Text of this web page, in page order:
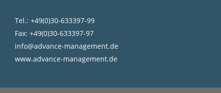
Tel.: +49(0)30-633397-99
Fax: +49(0)30-633397-97
info@advance-management.de
www.advance-management.de